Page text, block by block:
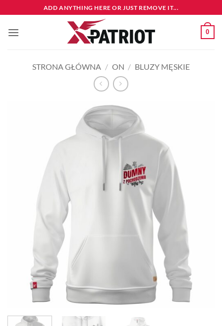
do
zawartości
ADD ANYTHING HERE OR JUST REMOVE IT...
0
STRONA GŁÓWNA / ON / BLUZY MĘSKIE